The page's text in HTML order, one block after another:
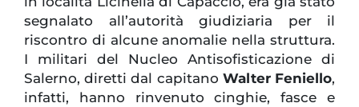
segnalato all’autorità giudiziaria per il
riscontro di alcune anomalie nella struttura.
I militari del Nucleo Antisofisticazione di
Salerno, diretti dal capitano Walter Feniello,
infatti, hanno rinvenuto cinghie, fasce e